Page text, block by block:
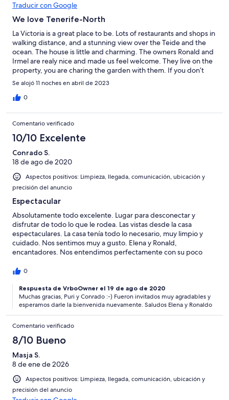
Traducir con Google
We love Tenerife-North
La Victoria is a great place to be. Lots of restaurants and shops in
walking distance, and a stunning view over the Teide and the
ocean. The house is little and charming. The owners Ronald and
Irmel are realy nice and made us feel welcome. They live on the
property, you are charing the garden with them. If you don’t
mind socializing and smokers it’s a perfect stay in Tenerife.
Se alojó 11 noches en abril de 2023
0
Comentario verificado
10/10 Excelente
Conrado S.
18 de ago de 2020
Aspectos positivos: Limpieza, llegada, comunicación, ubicación y
precisión del anuncio
Espectacular
Absolutamente todo excelente. Lugar para desconectar y
disfrutar de todo lo que le rodea. Las vistas desde la casa
espectaculares. La casa tenía todo lo necesario, muy limpio y
cuidado. Nos sentimos muy a gusto. Elena y Ronald,
encantadores. Nos entendimos perfectamente con su poco
otra ocasión. Danke Conrado y Puri
0
Respuesta de VrboOwner el 19 de ago de 2020
Muchas gracias, Puri y Conrado :-) Fueron invitados muy agradables y
esperamos darle la bienvenida nuevamente. Saludos Elena y Ronaldo
Comentario verificado
8/10 Bueno
Masja S.
8 de ene de 2026
Aspectos positivos: Limpieza, llegada, comunicación, ubicación y
precisión del anuncio